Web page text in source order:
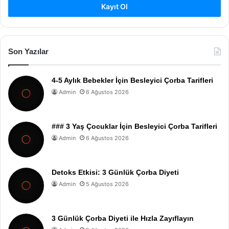
Kayıt Ol
Son Yazılar
4-5 Aylık Bebekler İçin Besleyici Çorba Tarifleri
Admin 6 Ağustos 2026
### 3 Yaş Çocuklar İçin Besleyici Çorba Tarifleri
Admin 6 Ağustos 2026
Detoks Etkisi: 3 Günlük Çorba Diyeti
Admin 5 Ağustos 2026
3 Günlük Çorba Diyeti ile Hızla Zayıflayın